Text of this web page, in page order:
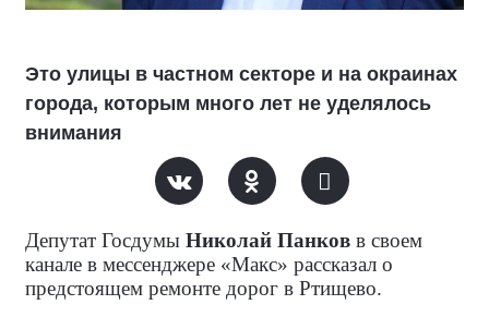
Это улицы в частном секторе и на окраинах
города, которым много лет не уделялось
внимания
Депутат Госдумы Николай Панков в своем
канале в мессенджере «Макс» рассказал о
предстоящем ремонте дорог в Ртищево.